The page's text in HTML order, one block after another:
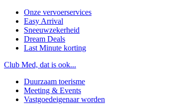
Onze vervoerservices
Easy Arrival
Sneeuwzekerheid
Dream Deals
Last Minute korting
Club Med, dat is ook...
Duurzaam toerisme
Meeting & Events
Vastgoedeigenaar worden